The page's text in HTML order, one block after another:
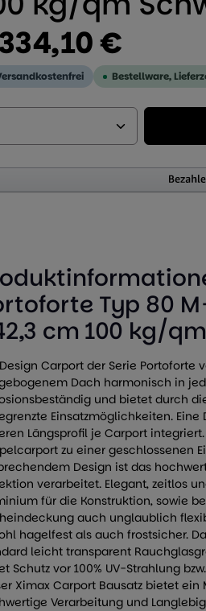
Preis: €
Bestellware,
Anzahl:
Typ 80
cm 100 kg/
Carport der Serie
Dach harmonisch in
und bietet durch
Einsatzmöglichkeiten.
Längsprofil je Carport
zu einer geschlossenen
Design ist das
verarbeitet. Elegant, zeitlos
für die Konstruktion, sowie
auch unglaublich
hagelfest als auch frostsicher.
leicht transparent
Schutz vor 100% UV-Strahlung
Ximax Carport Bausatz bietet
Verarbeitung und